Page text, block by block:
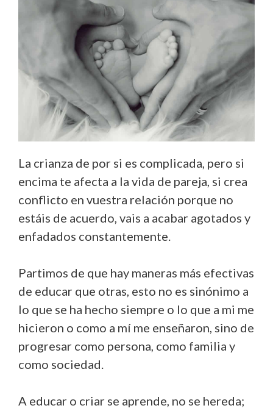
La crianza de por si es complicada, pero si
encima te afecta a la vida de pareja, si crea
conflicto en vuestra relación porque no
estáis de acuerdo, vais a acabar agotados y
enfadados constantemente.
Partimos de que hay maneras más efectivas
de educar que otras, esto no es sinónimo a
lo que se ha hecho siempre o lo que a mi me
hicieron o como a mí me enseñaron, sino de
progresar como persona, como familia y
como sociedad.
A educar o criar se aprende, no se hereda;